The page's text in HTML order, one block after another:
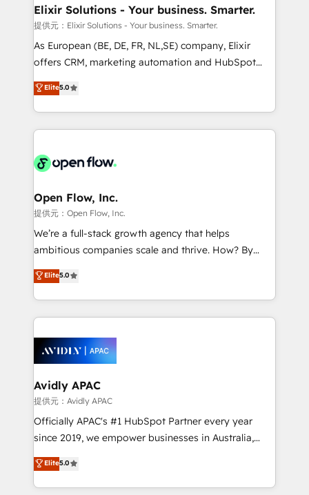
built to scale.
greatness, which is achieved through creating
absolute clarity, derived from a well-defined
strategy, executed well, and reported on with clear
results. The culture is driven by core values; Joy, Grit,
Mindedness, and Clarity. We are driven to win for the
collective good of the company and its clientele, and
things are happening.
Elixir Solutions - Your business. Smarter.
提供元：Elixir Solutions - Your business. Smarter.
As European (BE, DE, FR, NL,SE) company, Elixir
offers CRM, marketing automation and HubSpot
integration products and services to mid-market
and enterprise customers. We ensure that your sales,
service and marketing department operates in the
most effective way, while at the same time
integrated buyers journey. Elixir is located in
and Stockholm Elixir is a first mover and leader
when it comes to HubSpot sales and service
implementations, highly renowned for our business
acumen, process (re-)design experience and a
integrate HubSpot with complex solutions like SAP,
MicroSoft, custom solutions,... Our company also has
execution, CPQ, customer portals and HubSpot CMS
Elite5.0
Open Flow, Inc.
提供元：Open Flow, Inc.
We’re a full-stack growth agency that helps
ambitious companies scale and thrive. How? By
upgrading and streamlining every single revenue-
generating aspect of your business. We’re proud
HubSpot Elite Solutions Partners and devout CRM
nerds who can harness HubSpot’s custom digital
experience. Working hand-in-hand with your team,
we’ll assemble a RevOps machine that drives more
traffic, generates better leads and crushes your
revenue goals. We've worked with thousands of
HubSpot customers and we'd love to work with you
too! Clients come to us for: Advanced CRM solutions
HubSpot Data System Migrations between systems
to HubSpot New lead generation strategies Time-
Elite5.0
Avidly APAC
提供元：Avidly APAC
Officially APAC's #1 HubSpot Partner every year
since 2019, we empower businesses in Australia,
New Zealand, and globally to realise their full
potential through enterprise HubSpot CRM
implementation. And we deliver best practice across
Elite5.0